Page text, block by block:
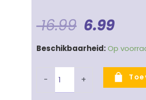
16.99
Prijs
€ 16.99.
6.99
€
Beschikbaarheid:Op
-
Frogs
tweedehands+